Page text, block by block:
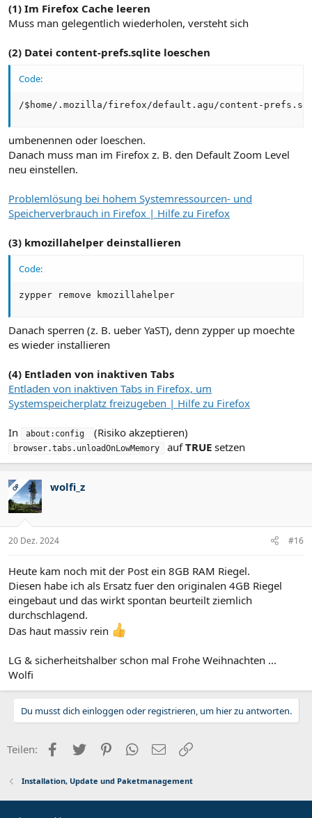
(1) Im Firefox Cache leeren
Muss man gelegentlich wiederholen, versteht sich
(2) Datei content-prefs.sqlite loeschen
Code:
/$home/.mozilla/firefox/default.agu/content-
umbenennen oder loeschen.
Danach muss man im Firefox z. B. den Default Zoom Level
neu einstellen.
Problemlösung bei hohem Systemressourcen- und
Speicherverbrauch in Firefox | Hilfe zu Firefox
(3) kmozillahelper deinstallieren
Code:
zypper remove kmozillahelper
Danach sperren (z. B. ueber YaST), denn zypper up moechte
es wieder installieren
(4) Entladen von inaktiven Tabs
Entladen von inaktiven Tabs in Firefox, um
Systemspeicherplatz freizugeben | Hilfe zu Firefox
In about:config (Risiko akzeptieren)
browser.tabs.unloadOnLowMemory aufTRUE setzen
OP wolfi_z
20 Dez. 2024 #16
Heute kam noch mit der Post ein 8GB RAM Riegel.
Diesen habe ich als Ersatz fuer den originalen 4GB Riegel
eingebaut und das wirkt spontan beurteilt ziemlich
durchschlagend.
Das haut massiv rein
LG & sicherheitshalber schon mal Frohe Weihnachten ...
Wolfi
Du musst dich einloggen oder registrieren, um hier zu antworten.
Teilen: Facebook
Twitter PinterestWhatsApp
E-Mail
Installation, Update und Paketmanagement